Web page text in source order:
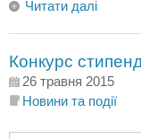
Читати далі
Конкурс
26 травня 2015
Новини та події